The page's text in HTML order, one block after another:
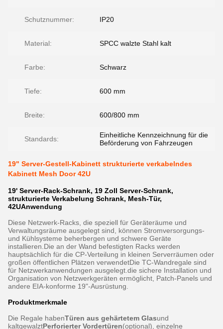
Schutznummer: IP20
Material: SPCC walzte Stahl kalt
Farbe: Schwarz
Tiefe: 600 mm
Breite: 600/800 mm
Standards:
Einheitliche Kennzeichnung für die
Beförderung von Fahrzeugen
19" Server-Gestell-Kabinett strukturierte verkabelndes
Kabinett Mesh Door 42U
19' Server-Rack-Schrank, 19 Zoll Server-Schrank,
strukturierte Verkabelung Schrank, Mesh-Tür,
42UAnwendung
Diese Netzwerk-Racks, die speziell für Geräteräume und
Verwaltungsräume ausgelegt sind, können Stromversorgungs-
und Kühlsysteme beherbergen und schwere Geräte
installieren.Die an der Wand befestigten Racks werden
hauptsächlich für die CP-Verteilung in kleinen Serverräumen oder
großen öffentlichen Plätzen verwendetDie TC-Wandregale sind
für Netzwerkanwendungen ausgelegt.die sichere Installation und
Organisation von Netzwerkgeräten ermöglicht, Patch-Panels und
andere EIA-konforme 19"-Ausrüstung.
Produktmerkmale
Die Regale habenTüren aus gehärtetem Glasund
kaltgewalztPerforierter Vordertüren(optional), einzelne